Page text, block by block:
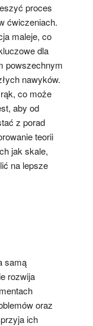
proces
ćwiczeniach.
maleje, co
dla
powszechnym
nawyków.
co może
aby od
z porad
teorii
jak skale,
na lepsze
samą
rozwija
oraz
ich